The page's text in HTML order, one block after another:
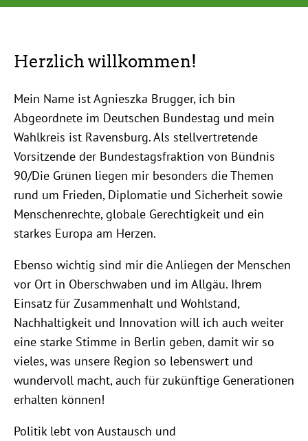
Herzlich willkommen!
Mein Name ist Agnieszka Brugger, ich bin
Abgeordnete im Deutschen Bundestag und mein
Wahlkreis ist Ravensburg. Als stellvertretende
Vorsitzende der Bundestagsfraktion von Bündnis
90/Die Grünen liegen mir besonders die Themen
rund um Frieden, Diplomatie und Sicherheit sowie
Menschenrechte, globale Gerechtigkeit und ein
starkes Europa am Herzen.
Ebenso wichtig sind mir die Anliegen der Menschen
vor Ort in Oberschwaben und im Allgäu. Ihrem
Einsatz für Zusammenhalt und Wohlstand,
Nachhaltigkeit und Innovation will ich auch weiter
eine starke Stimme in Berlin geben, damit wir so
vieles, was unsere Region so lebenswert und
wundervoll macht, auch für zukünftige Generationen
erhalten können!
Politik lebt von Austausch und